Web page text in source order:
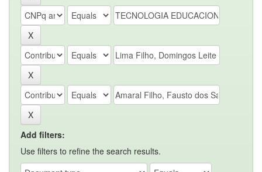
Add filters:
Use filters to refine the search results.